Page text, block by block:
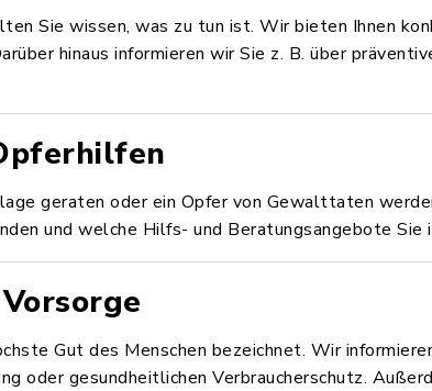
Sie wissen, was zu tun ist. Wir bieten Ihnen
hinaus informieren wir Sie z. B. über
geraten oder ein Opfer von Gewalttaten
und welche Hilfs- und Beratungsangebote Sie
Gut des Menschen bezeichnet. Wir
oder gesundheitlichen Verbraucherschutz.